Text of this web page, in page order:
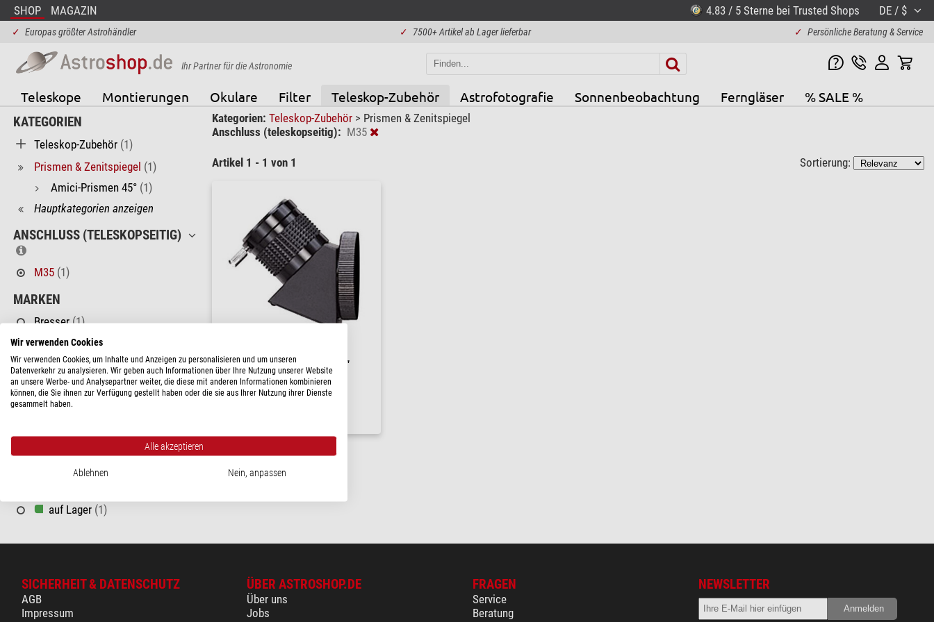
SHOP MAGAZIN 4.83 / 5 Sterne bei Trusted Shops DE / $
✓ Europas größter Astrohändler ✓ 7500+ Artikel ab Lager lieferbar ✓ Persönliche Beratung & Service
Ihr Partner für die Astronomie
Teleskope Montierungen Okulare Filter Teleskop-Zubehör Astrofotografie Sonnenbeobachtung Ferngläser % SALE %
KATEGORIEN
Teleskop-Zubehör (1)
Prismen & Zenitspiegel (1)
Amici-Prismen 45° (1)
Hauptkategorien anzeigen
ANSCHLUSS (TELESKOPSEITIG)
M35 (1)
MARKEN
Bresser(1)
BESONDERHEITEN
Korrektur Aufrechtverkehrtes Bild(1)
Korrektur Seitenverkehrtes Bild(1)
PREIS
< 60 $(1)
auf Lager (1)
Kategorien: Teleskop-Zubehör > Prismen & Zenitspiegel
Anschluss (teleskopseitig): M35
Artikel 1 - 1 von 1 Sortierung:
Amici-Prisma Amici Prisma 45° 1,25''
$ 57,-
SICHERHEIT & DATENSCHUTZ
AGB
Impressum
ÜBER ASTROSHOP.DE
Über uns
Jobs
FRAGEN
Service
Beratung
NEWSLETTER
Wir verwenden Cookies
Wir verwenden Cookies, um Inhalte und Anzeigen zu personalisieren und um unseren
Datenverkehr zu analysieren. Wir geben auch Informationen über Ihre Nutzung unserer Website
an unsere Werbe- und Analysepartner weiter, die diese mit anderen Informationen kombinieren
können, die Sie ihnen zur Verfügung gestellt haben oder die sie aus Ihrer Nutzung ihrer Dienste
gesammelt haben.
Alle akzeptieren
Ablehnen Nein, anpassen